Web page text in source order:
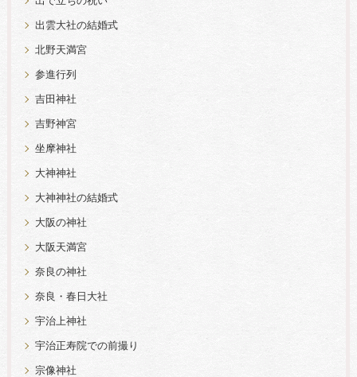
出雲大社の結婚式
北野天満宮
参進行列
吉田神社
吉野神宮
坐摩神社
大神神社
大神神社の結婚式
大阪の神社
大阪天満宮
奈良の神社
奈良・春日大社
宇治上神社
宇治正寿院での前撮り
宗像神社